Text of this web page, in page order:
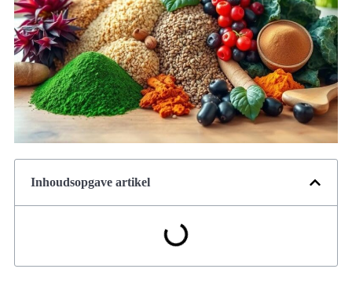
Inhoudsopgave artikel